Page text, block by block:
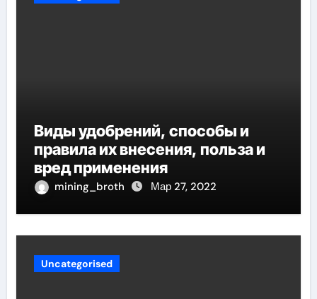
Виды удобрений, способы и
правила их внесения, польза и
вред применения
mining_broth Мар 27, 2022
Uncategorised